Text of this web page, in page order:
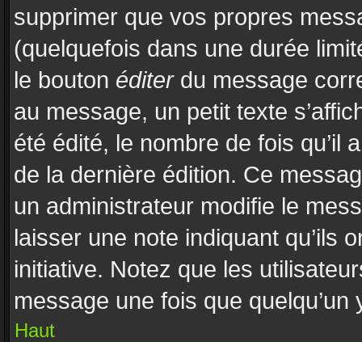
supprimer que vos propres
(quelquefois dans une durée
le bouton éditerdu message
au message, un petit texte
été édité, le nombre de fois qu’il
de la dernière édition. Ce
un administrateur modifie le
laisser une note indiquant qu’ils
initiative. Notez que les
message une fois que quelqu’un
Haut